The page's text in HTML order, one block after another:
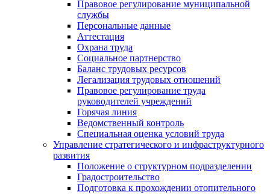
Правовое регулирование муниципальной
службы
Персональные данные
Аттестация
Охрана труда
Социальное партнерство
Баланс трудовых ресурсов
Легализация трудовых отношений
Правовое регулирование труда
руководителей учреждений
Горячая линия
Ведомственный контроль
Специальная оценка условий труда
Управление стратегического и инфраструктурного
развития
Положение о структурном подразделении
Градостроительство
Подготовка к прохождении отопительного